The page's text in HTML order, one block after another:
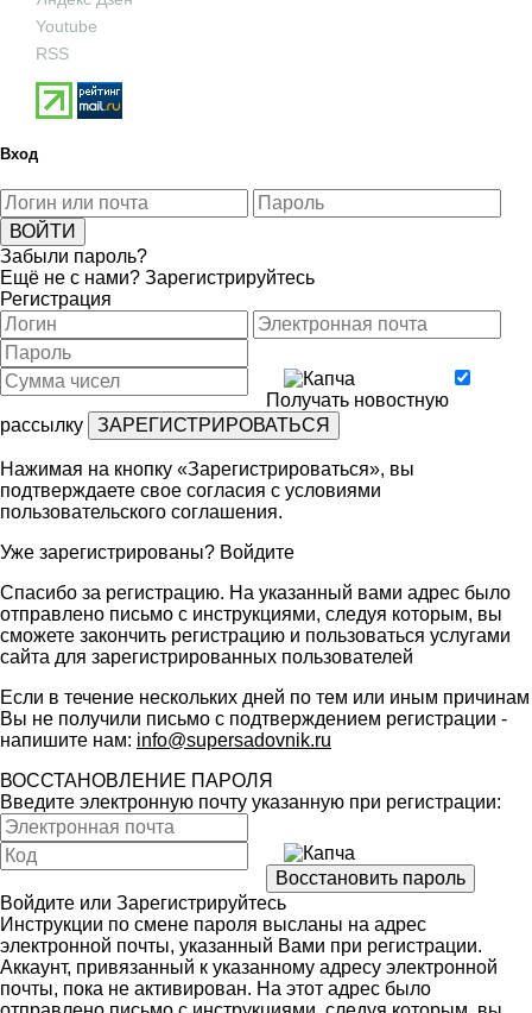
Youtube
RSS
Вход
Забыли пароль?
Ещё не с нами? Зарегистрируйтесь
Регистрация
Получать новостную
рассылку
Нажимая на кнопку «Зарегистрироваться», вы
подтверждаете свое согласия с условиями
пользовательского соглашения.
Уже зарегистрированы? Войдите
Спасибо за регистрацию. На указанный вами адрес было
отправлено письмо с инструкциями, следуя которым, вы
сможете закончить регистрацию и пользоваться услугами
сайта для зарегистрированных пользователей
Если в течение нескольких дней по тем или иным причинам
Вы не получили письмо с подтверждением регистрации -
напишите нам: info@supersadovnik.ru
ВОССТАНОВЛЕНИЕ ПАРОЛЯ
Введите электронную почту указанную при регистрации:
Войдите или Зарегистрируйтесь
Инструкции по смене пароля высланы на адрес
электронной почты, указанный Вами при регистрации.
Аккаунт, привязанный к указанному адресу электронной
почты, пока не активирован. На этот адрес было